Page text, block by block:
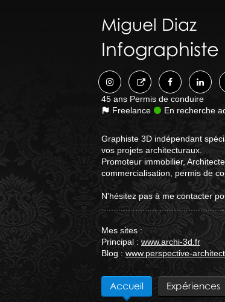
Miguel Diaz
45 ans Permis de conduire
Freelance
En recherche
Graphiste 3D indépendant
vos projets architecturaux.
Promoteur immobilier,
commercialisation, permis de
N'hésitez pas à me contacter
Mes sites :
Principal :www.archi-3d.fr
Blog : www.perspective-
Accueil Expériences